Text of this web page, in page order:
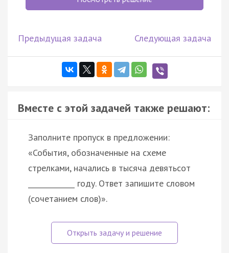
Предыдущая задача Следующая задача
Вместе с этой задачей также решают:
Заполните пропуск в предложении:
«События, обозначенные на схеме
стрелками, начались в тысяча девятьсот
_____________ году. Ответ запишите словом
(сочетанием слов)».